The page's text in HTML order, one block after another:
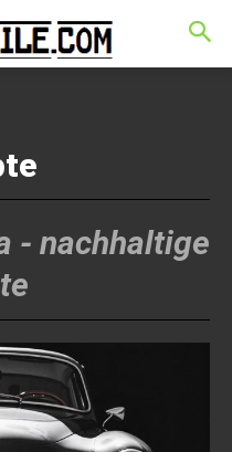
- nachhaltige